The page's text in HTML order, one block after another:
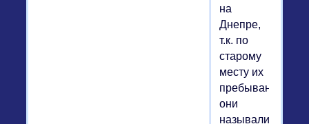
на
Днепре,
т.к. по
старому
месту их
пребывания
они
назывались